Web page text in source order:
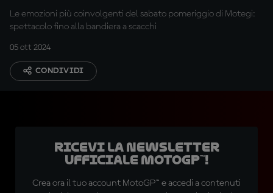
Le emozioni più coinvolgenti del sabato pomeriggio di Motegi:
spettacolo fino alla bandiera a scacchi
05 ott 2024
CONDIVIDI
Ricevi la newsletter
ufficiale MotoGP™!
Crea ora il tuo account MotoGP™ e accedi a contenuti